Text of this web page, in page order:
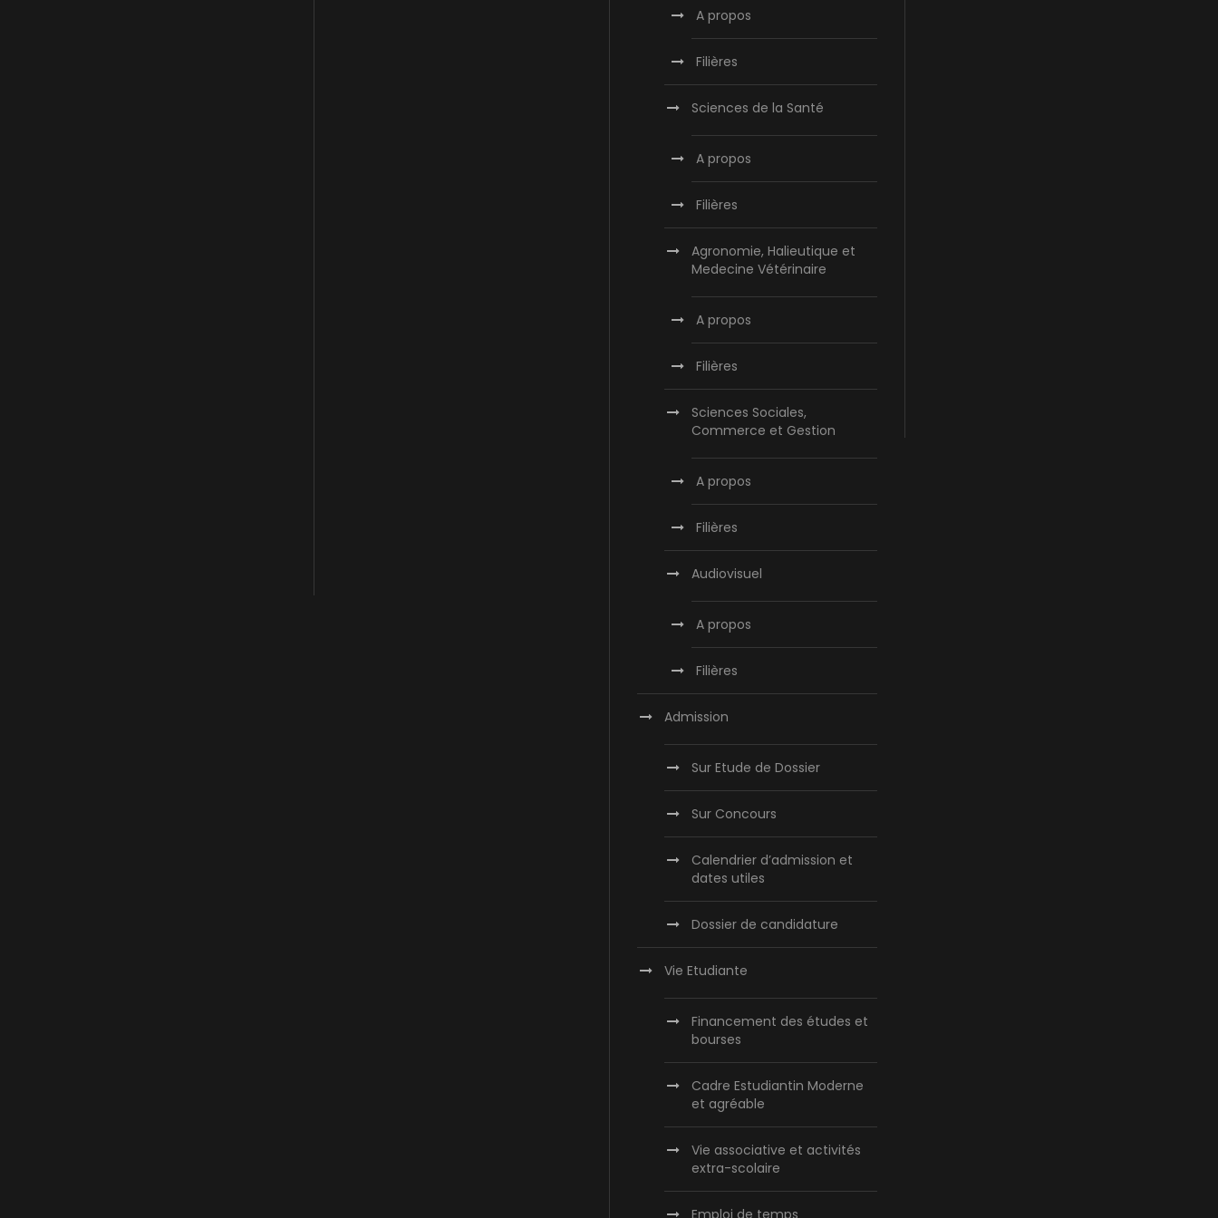
A propos
Filières
Sciences de la Santé
A propos
Filières
Agronomie, Halieutique et
Medecine Vétérinaire
A propos
Filières
Sciences Sociales,
Commerce et Gestion
A propos
Filières
Audiovisuel
A propos
Filières
Admission
Sur Etude de Dossier
Sur Concours
Calendrier d’admission et
dates utiles
Dossier de candidature
Vie Etudiante
Financement des études et
bourses
Cadre Estudiantin Moderne
et agréable
Vie associative et activités
extra-scolaire
Emploi de temps